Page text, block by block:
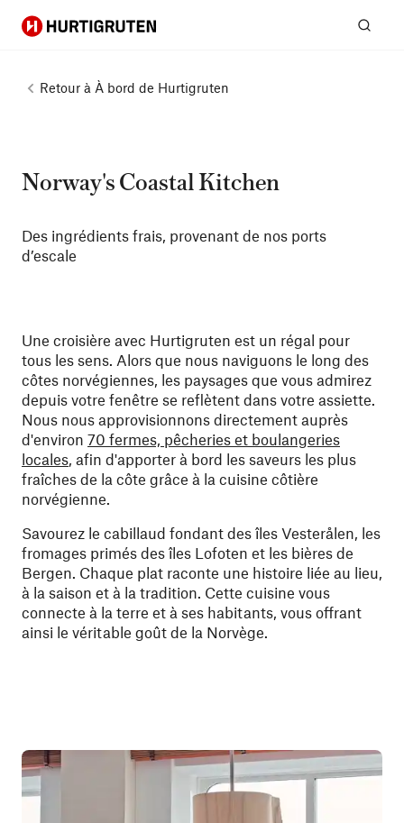
Hurtigruten
Retour à À bord de Hurtigruten
Norway's Coastal Kitchen
Des ingrédients frais, provenant de nos ports
d’escale
Une croisière avec Hurtigruten est un régal pour
tous les sens. Alors que nous naviguons le long des
côtes norvégiennes, les paysages que vous admirez
depuis votre fenêtre se reflètent dans votre assiette.
Nous nous approvisionnons directement auprès
d'environ 70 fermes, pêcheries et boulangeries
locales, afin d'apporter à bord les saveurs les plus
fraîches de la côte grâce à la cuisine côtière
norvégienne.
Savourez le cabillaud fondant des îles Vesterålen, les
fromages primés des îles Lofoten et les bières de
Bergen. Chaque plat raconte une histoire liée au lieu,
à la saison et à la tradition. Cette cuisine vous
connecte à la terre et à ses habitants, vous offrant
ainsi le véritable goût de la Norvège.